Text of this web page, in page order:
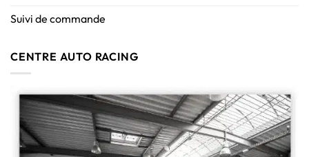
Suivi de commande
CENTRE AUTO RACING